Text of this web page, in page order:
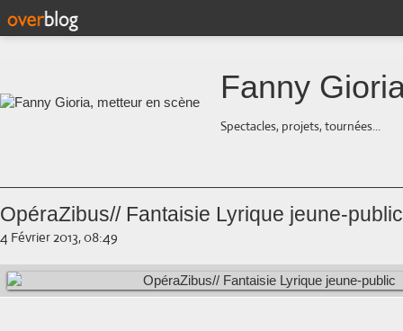
Fanny
Spectacles, projets, tournées...
OpéraZibus// Fantaisie Lyrique jeune-public
4 Février 2013, 08:49